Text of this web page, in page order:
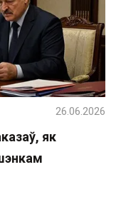
як
26.06.2026